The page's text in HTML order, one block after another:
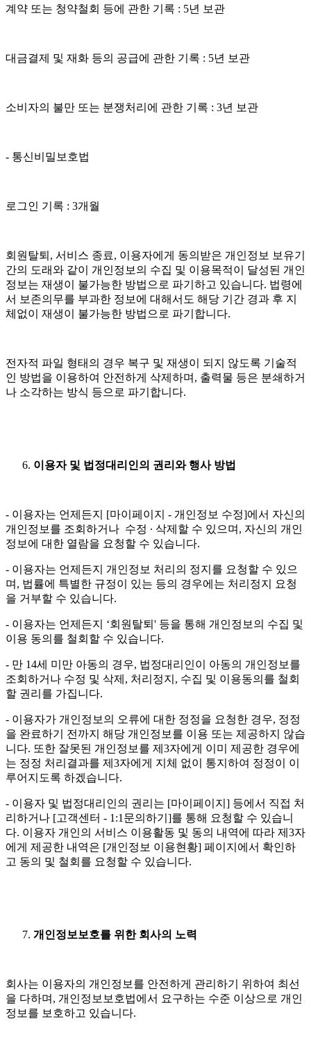
계약 또는 청약철회 등에 관한 기록 : 5년 보관
대금결제 및 재화 등의 공급에 관한 기록 : 5년 보관
소비자의 불만 또는 분쟁처리에 관한 기록 : 3년 보관
- 통신비밀보호법
로그인 기록 : 3개월
회원탈퇴, 서비스 종료, 이용자에게 동의받은 개인정보 보유기
간의 도래와 같이 개인정보의 수집 및 이용목적이 달성된 개인
정보는 재생이 불가능한 방법으로 파기하고 있습니다. 법령에
서 보존의무를 부과한 정보에 대해서도 해당 기간 경과 후 지
체없이 재생이 불가능한 방법으로 파기합니다.
전자적 파일 형태의 경우 복구 및 재생이 되지 않도록 기술적
인 방법을 이용하여 안전하게 삭제하며, 출력물 등은 분쇄하거
나 소각하는 방식 등으로 파기합니다.
이용자 및 법정대리인의 권리와 행사 방법
- 이용자는 언제든지 [마이페이지 - 개인정보 수정]에서 자신의
개인정보를 조회하거나 수정 ∙ 삭제할 수 있으며, 자신의 개인
정보에 대한 열람을 요청할 수 있습니다.
- 이용자는 언제든지 개인정보 처리의 정지를 요청할 수 있으
며, 법률에 특별한 규정이 있는 등의 경우에는 처리정지 요청
을 거부할 수 있습니다.
- 이용자는 언제든지 ‘회원탈퇴' 등을 통해 개인정보의 수집 및
이용 동의를 철회할 수 있습니다.
- 만 14세 미만 아동의 경우, 법정대리인이 아동의 개인정보를
조회하거나 수정 및 삭제, 처리정지, 수집 및 이용동의를 철회
할 권리를 가집니다.
- 이용자가 개인정보의 오류에 대한 정정을 요청한 경우, 정정
을 완료하기 전까지 해당 개인정보를 이용 또는 제공하지 않습
니다. 또한 잘못된 개인정보를 제3자에게 이미 제공한 경우에
는 정정 처리결과를 제3자에게 지체 없이 통지하여 정정이 이
루어지도록 하겠습니다.
- 이용자 및 법정대리인의 권리는 [마이페이지] 등에서 직접 처
리하거나 [고객센터 - 1:1문의하기]를 통해 요청할 수 있습니
다. 이용자 개인의 서비스 이용활동 및 동의 내역에 따라 제3자
에게 제공한 내역은 [개인정보 이용현황] 페이지에서 확인하
고 동의 및 철회를 요청할 수 있습니다.
개인정보보호를 위한 회사의 노력
회사는 이용자의 개인정보를 안전하게 관리하기 위하여 최선
을 다하며, 개인정보보호법에서 요구하는 수준 이상으로 개인
정보를 보호하고 있습니다.